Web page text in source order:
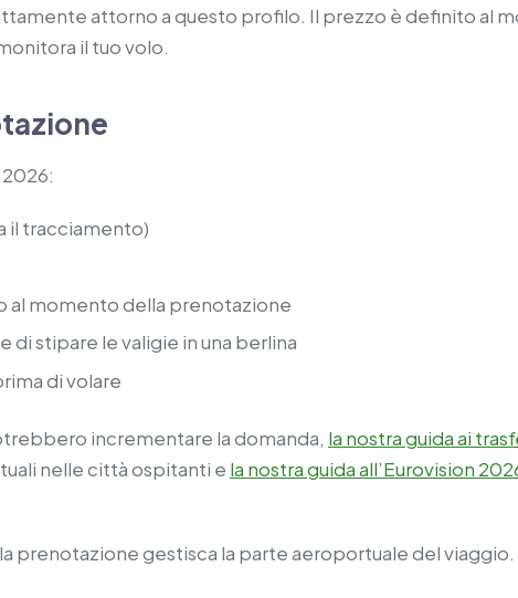
attorno a questo profilo. Il prezzo è definito al
il tuo volo.
il tracciamento)
al momento della prenotazione
di stipare le valigie in una berlina
di volare
incrementare la domanda, la nostra guida ai
nelle città ospitanti e la nostra guida all’Eurovision
prenotazione gestisca la parte aeroportuale del viaggio.